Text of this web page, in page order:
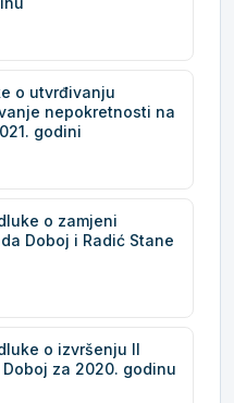
o utvrđivanju
nepokretnosti na
godini
o zamjeni
Doboj i Radić Stane
o izvršenju II
za 2020. godinu